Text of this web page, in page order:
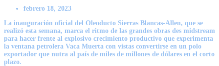
febrero 18, 2023
La inauguración oficial del Oleoducto Sierras Blancas-Allen, que se
realizó esta semana, marca el ritmo de las grandes obras des midstream
para hacer frente al explosivo crecimiento productivo que experimenta
la ventana petrolera Vaca Muerta con vistas convertirse en un polo
exportador que nutra al país de miles de millones de dólares en el corto
plazo.